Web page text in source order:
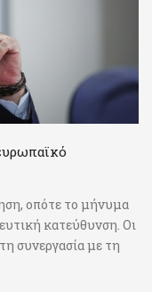
οπότε το μήνυμα
κατεύθυνση. Οι
συνεργασία με τη